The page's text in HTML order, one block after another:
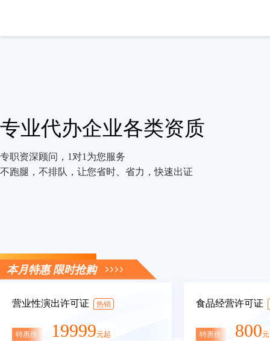
专业代办企业各类资质
专职资深顾问，1对1为您服务
不跑腿，不排队，让您省时、省力，快速出证
立即咨询
本月特惠 限时抢购
营业性演出许可证 热销
特惠价 19999元起
食品经营许可证
特惠价 800